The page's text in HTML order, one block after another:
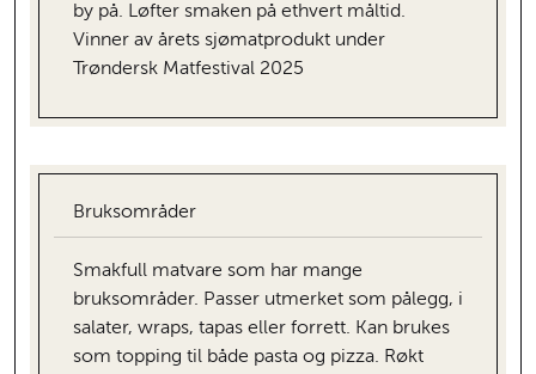
by på. Løfter smaken på ethvert måltid.
Vinner av årets sjømatprodukt under
Trøndersk Matfestival 2025
Bruksområder
Smakfull matvare som har mange
bruksområder. Passer utmerket som pålegg, i
salater, wraps, tapas eller forrett. Kan brukes
som topping til både pasta og pizza. Røkt